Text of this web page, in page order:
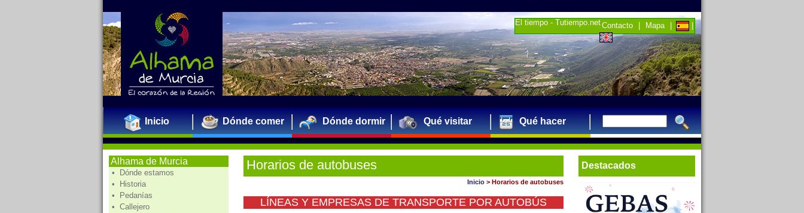
El tiempo - Tutiempo.netContacto Mapa
Inicio Dónde comer Dónde dormir Qué visitar Qué hacer
Alhama de Murcia
• Dónde estamos
• Historia
• Pedanías
• Callejero
Destacados
Horarios de autobuses
Inicio > Horarios de autobuses
LÍNEAS Y EMPRESAS DE TRANSPORTE POR AUTOBÚS